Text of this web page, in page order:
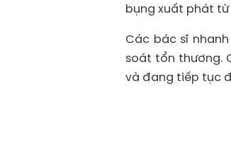
bụng xuất phát
Các bác sĩ
soát tổn thương.
và đang tiếp tục